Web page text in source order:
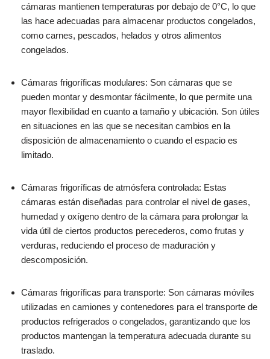
cámaras mantienen temperaturas por debajo de 0°C, lo que
las hace adecuadas para almacenar productos congelados,
como carnes, pescados, helados y otros alimentos
congelados.
Cámaras frigoríficas modulares: Son cámaras que se
pueden montar y desmontar fácilmente, lo que permite una
mayor flexibilidad en cuanto a tamaño y ubicación. Son útiles
en situaciones en las que se necesitan cambios en la
disposición de almacenamiento o cuando el espacio es
limitado.
Cámaras frigoríficas de atmósfera controlada: Estas
cámaras están diseñadas para controlar el nivel de gases,
humedad y oxígeno dentro de la cámara para prolongar la
vida útil de ciertos productos perecederos, como frutas y
verduras, reduciendo el proceso de maduración y
descomposición.
Cámaras frigoríficas para transporte: Son cámaras móviles
utilizadas en camiones y contenedores para el transporte de
productos refrigerados o congelados, garantizando que los
productos mantengan la temperatura adecuada durante su
traslado.